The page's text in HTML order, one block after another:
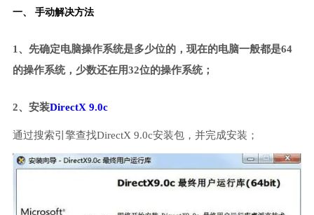
一、 手动解决方法
1、先确定电脑操作系统是多少位的，现在的电脑一般都是64
的操作系统，少数还在用32位的操作系统；
2、安装DirectX 9.0c
通过搜索引擎查找DirectX 9.0c安装包，并完成安装；